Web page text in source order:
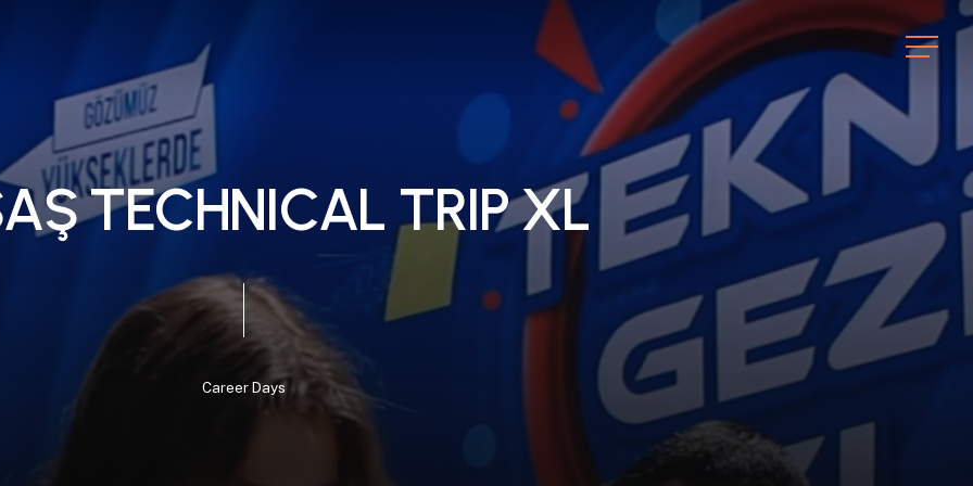
Menu
AŞTECHNICAL TRIPXL
Career Days